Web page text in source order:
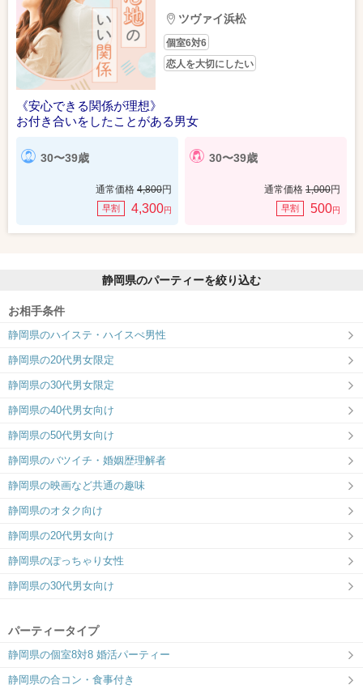
ツヴァイ浜松
個室6対6
恋人を大切にしたい
《安心できる関係が理想》
お付き合いをしたことがある男女
30〜39歳
通常価格 4,800円
早割 4,300円
30〜39歳
通常価格 1,000円
早割 500円
静岡県のパーティーを絞り込む
お相手条件
静岡県のハイステ・ハイスぺ男性
静岡県の20代男女限定
静岡県の30代男女限定
静岡県の40代男女向け
静岡県の50代男女向け
静岡県のバツイチ・婚姻歴理解者
静岡県の映画など共通の趣味
静岡県のオタク向け
静岡県の20代男女向け
静岡県のぽっちゃり女性
静岡県の30代男女向け
パーティータイプ
静岡県の個室8対8 婚活パーティー
静岡県の合コン・食事付き